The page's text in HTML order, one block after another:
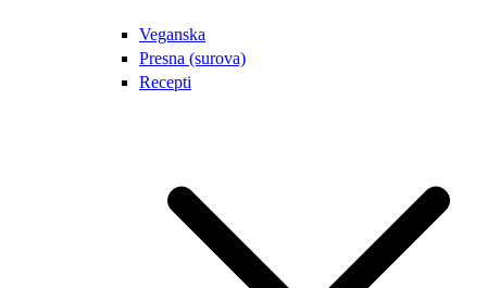
Veganska
Presna (surova)
Recepti